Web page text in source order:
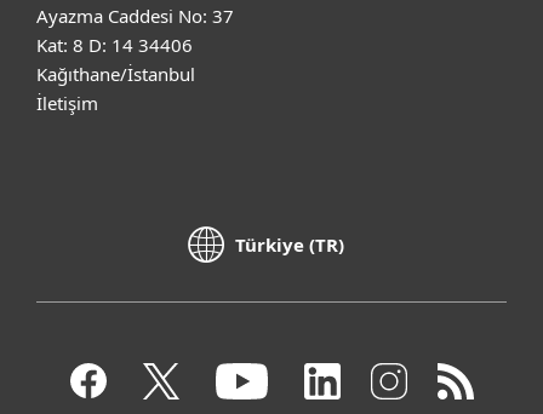
Ayazma Caddesi No: 37
Kat: 8 D: 14 34406
Kağıthane/İstanbul
İletişim
Türkiye (TR)